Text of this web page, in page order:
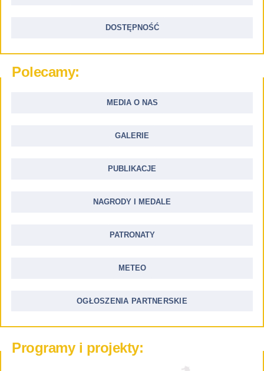
DOSTĘPNOŚĆ
Polecamy:
MEDIA O NAS
GALERIE
PUBLIKACJE
NAGRODY I MEDALE
PATRONATY
METEO
OGŁOSZENIA PARTNERSKIE
Programy i projekty: